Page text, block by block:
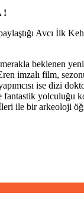
!
Avcı İlk
beklenen yeni
imzalı film,
ise dizi
fantastik yolculuğu
ile bir arkeoloji